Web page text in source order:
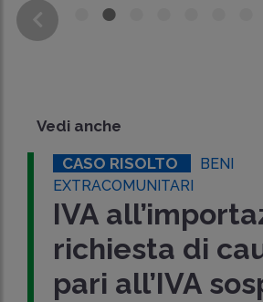
Vedi anche
CASO RISOLTO
BENI
EXTRACOMUNITARI
IVA
richiesta di
pari all’IVA